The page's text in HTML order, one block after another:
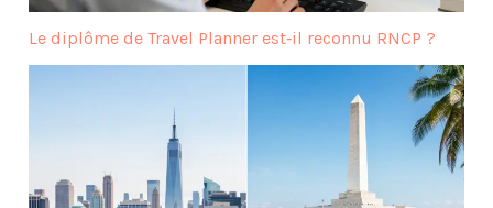
Le diplôme de Travel Planner est‑il reconnu RNCP ?